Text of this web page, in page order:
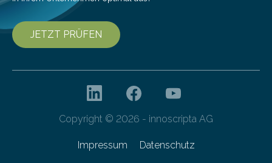
JETZT PRÜFEN
Copyright © 2026 - innoscripta AG
Impressum Datenschutz